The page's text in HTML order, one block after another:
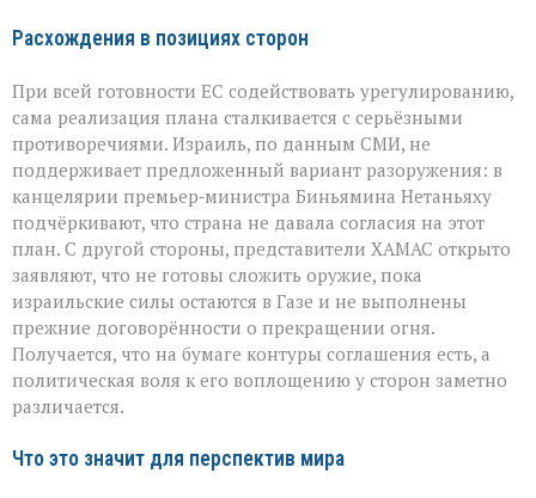
Расхождения в позициях сторон
При всей готовности ЕС содействовать урегулированию,
сама реализация плана сталкивается с серьёзными
противоречиями. Израиль, по данным СМИ, не
поддерживает предложенный вариант разоружения: в
канцелярии премьер‑министра Биньямина Нетаньяху
подчёркивают, что страна не давала согласия на этот
план. С другой стороны, представители ХАМАС открыто
заявляют, что не готовы сложить оружие, пока
израильские силы остаются в Газе и не выполнены
прежние договорённости о прекращении огня.
Получается, что на бумаге контуры соглашения есть, а
политическая воля к его воплощению у сторон заметно
различается.
Что это значит для перспектив мира